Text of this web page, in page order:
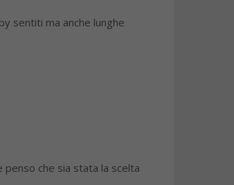
sentiti ma anche lunghe
che sia stata la scelta